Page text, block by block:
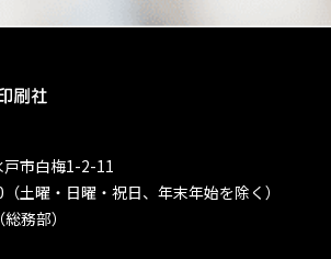
戸市白梅1-2-11
土曜・日曜・祝日、年末年始を除く）
務部）